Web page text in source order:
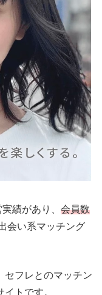
績があり、 会員数
会い系マッチング
セフレとのマッチン
トです。